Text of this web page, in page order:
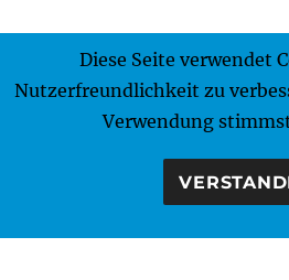
Diese Seite verwendet
Nutzerfreundlichkeit zu
Verwendung